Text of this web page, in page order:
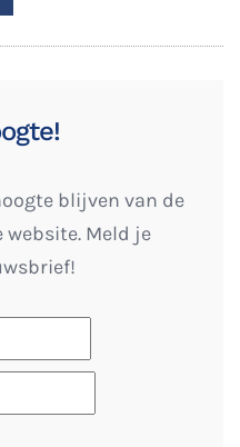
blijven van de
Meld je